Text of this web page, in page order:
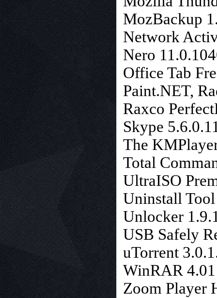
MozBackup
Network
Nero
Office Tab
Paint.NET,
Raxco
Skype
The
Total
UltraISO
Uninstall
Unlocker
USB Safely
uTorrent
WinRAR
Zoom Player